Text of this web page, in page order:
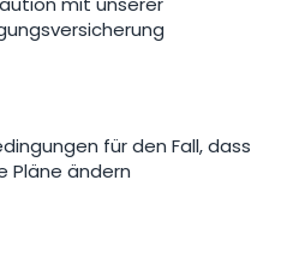
für den Fall, dass
Pläne ändern